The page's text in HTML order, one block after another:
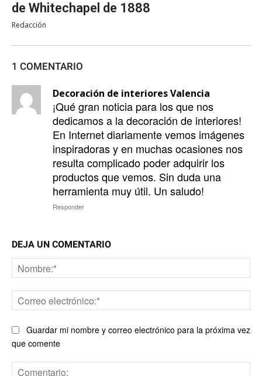
de Whitechapel de 1888
Redacción
1 COMENTARIO
Decoración de interiores Valencia
¡Qué gran noticia para los que nos
dedicamos a la decoración de interiores!
En Internet diariamente vemos imágenes
inspiradoras y en muchas ocasiones nos
resulta complicado poder adquirir los
productos que vemos. Sin duda una
herramienta muy útil. Un saludo!
Responder
DEJA UN COMENTARIO
Guardar mi nombre y correo electrónico para la próxima vez
que comente